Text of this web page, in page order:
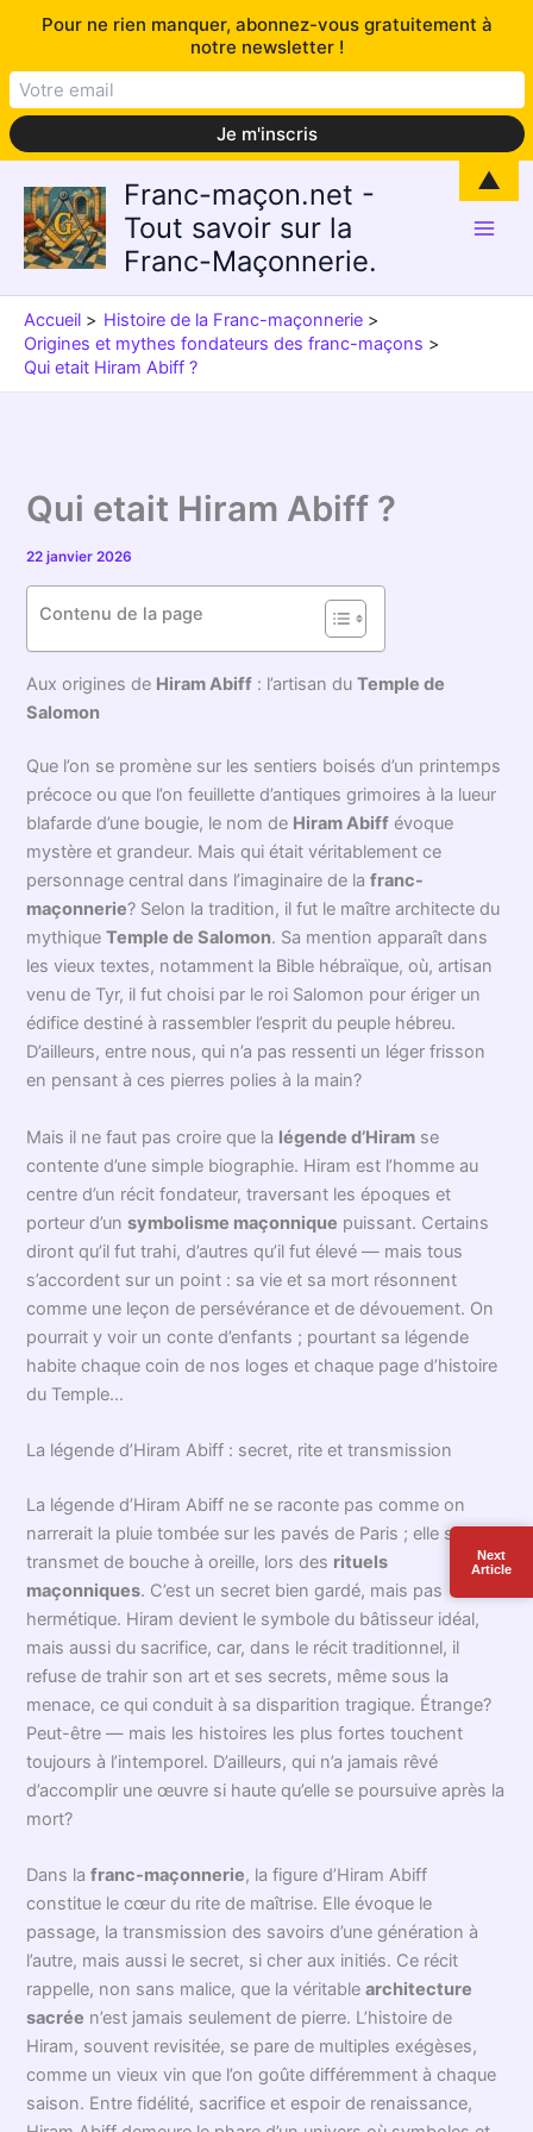
contenu
Franc-maçon.net -
Tout savoir sur la
Franc-Maçonnerie.
Accueil
Histoire de la Franc-maçonnerie
Origines et mythes fondateurs des franc-maçons
Qui etait Hiram Abiff ?
Qui etait Hiram Abiff ?
22 janvier 2026
Contenu de la page
Aux origines de Hiram Abiff : l’artisan duTemple de
Salomon
Que l’on se promène sur les sentiers boisés d’un printemps
précoce ou que l’on feuillette d’antiques grimoires à la lueur
blafarde d’une bougie, le nom de Hiram Abiffévoque
mystère et grandeur. Mais qui était véritablement ce
maçonnerie? Selon la tradition, il fut le maître architecte du
les vieux textes, notamment la Bible hébraïque, où, artisan
venu de Tyr, il fut choisi par le roi Salomon pour ériger un
édifice destiné à rassembler l’esprit du peuple hébreu.
D’ailleurs, entre nous, qui n’a pas ressenti un léger frisson
en pensant à ces pierres polies à la main?
Pour ne rien manquer, abonnez-vous gratuitement à
notre newsletter !
▲
Next
Article